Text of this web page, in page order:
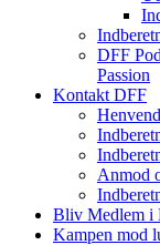
DFF
Passion
Kontakt DFF
Anmod
Bliv Medlem i
Kampen mod